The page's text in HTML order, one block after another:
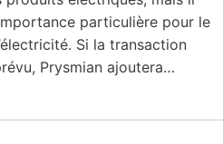
particulière pour le
Si la transaction
Prysmian ajoutera…